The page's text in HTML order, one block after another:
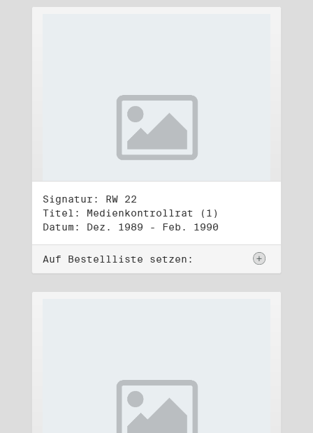
Signatur: RW 22
Titel: Medienkontrollrat (1)
Datum: Dez. 1989 - Feb. 1990
Auf Bestellliste setzen: